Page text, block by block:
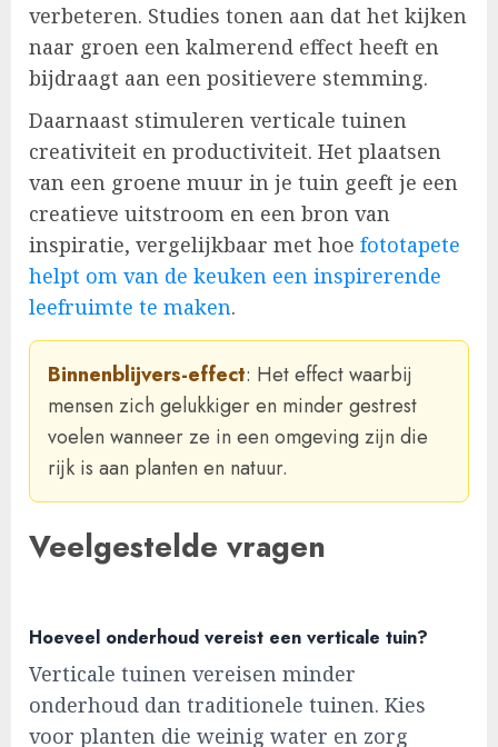
verbeteren. Studies tonen aan dat het kijken
naar groen een kalmerend effect heeft en
bijdraagt aan een positievere stemming.
Daarnaast stimuleren verticale tuinen
creativiteit en productiviteit. Het plaatsen
van een groene muur in je tuin geeft je een
creatieve uitstroom en een bron van
inspiratie, vergelijkbaar met hoe fototapete
helpt om van de keuken een inspirerende
leefruimte te maken.
Binnenblijvers-effect: Het effect waarbij
mensen zich gelukkiger en minder gestrest
voelen wanneer ze in een omgeving zijn die
rijk is aan planten en natuur.
Veelgestelde vragen
Hoeveel onderhoud vereist een verticale tuin?
Verticale tuinen vereisen minder
onderhoud dan traditionele tuinen. Kies
voor planten die weinig water en zorg